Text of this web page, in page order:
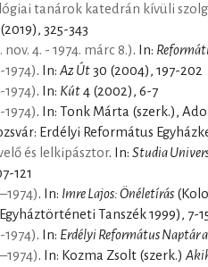
tanárok katedrán kívüli
325-343
nov. 4. - 1974. márc 8.). In:
1974). In: Az Út30 (2004), 197-202
1974). In: Kút4 (2002), 6-7
1974). In: Tonk Márta (szerk.),
Erdélyi Református
és lelkipásztor. In: Studia
121
. In: Imre Lajos: Önéletírás
Tanszék 1999), 7-
1974). In: Erdélyi Református Naptár
. In: Kozma Zsolt (szerk.)